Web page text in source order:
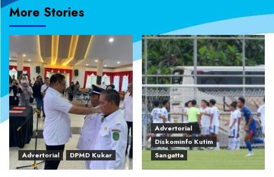
More Stories
Advertorial DPMD Kukar
Advertorial
Diskominfo Kutim
Sangatta